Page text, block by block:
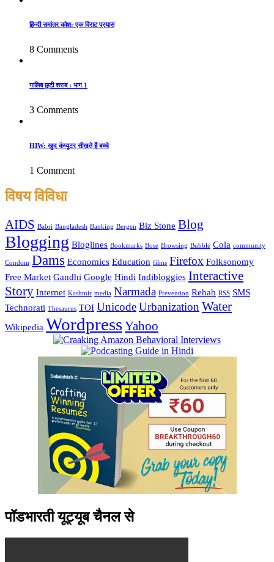
हिन्दी समांतर कोश: एक विराट प्रयास
8 Comments
गालिब छुटी शराब : भाग 1
3 Comments
HIW: खुद कंप्यूटर सीखते हैं बच्चे
1 Comment
विषय विविधा
AIDS Babri Bangladesh Banking Bergen Biz Stone Blog
Blogging Bloglines Bookmarks Bose Browsing Bubble Cola community
Condom Dams Economics Education films Firefox Folksonomy
Free Market Gandhi Google Hindi Indibloggies Interactive
Story Internet Kashmir media Narmada Prevention Rehab RSS SMS
Technorati Thesaurus TOI UnicodeUrbanization Water
Wikipedia WordpressYahoo
पॉडभारती यूट्यूब चैनल से